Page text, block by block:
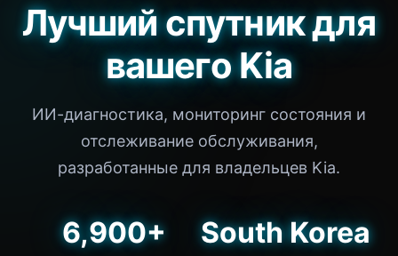
Лучший спутник для
вашего Kia
ИИ-диагностика, мониторинг состояния и
отслеживание обслуживания,
разработанные для владельцев Kia.
6,900+ South Korea